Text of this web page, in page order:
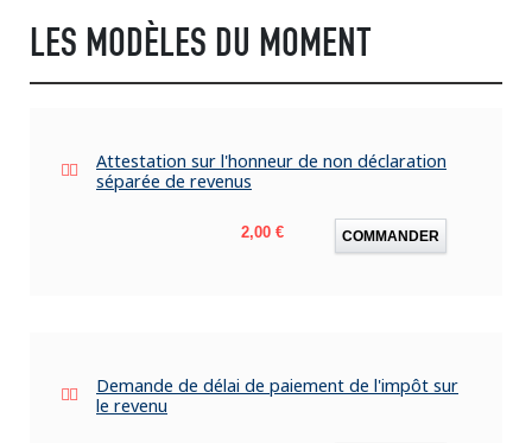
LES MODÈLES DU MOMENT
Attestation sur l'honneur de non déclaration
séparée de revenus
Prix
2,00 € COMMANDER
Demande de délai de paiement de l'impôt sur
le revenu